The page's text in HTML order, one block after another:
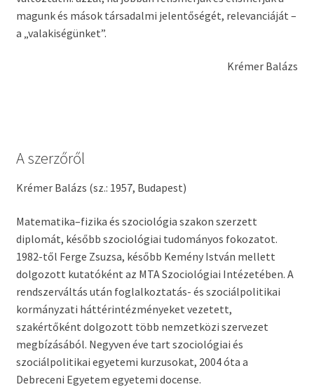
magunk és mások társadalmi jelentőségét, relevanciáját –
a „valakiségünket”.
Krémer Balázs
A szerzőről
Krémer Balázs (sz.: 1957, Budapest)
Matematika–fizika és szociológia szakon szerzett
diplomát, később szociológiai tudományos fokozatot.
1982-től Ferge Zsuzsa, később Kemény István mellett
dolgozott kutatóként az MTA Szociológiai Intézetében. A
rendszerváltás után foglalkoztatás- és szociálpolitikai
kormányzati háttérintézményeket vezetett,
szakértőként dolgozott több nemzetközi szervezet
megbízásából. Negyven éve tart szociológiai és
szociálpolitikai egyetemi kurzusokat, 2004 óta a
Debreceni Egyetem egyetemi docense.